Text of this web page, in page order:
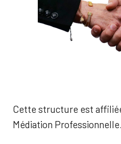
Cette structure est
Médiation Professionnelle.